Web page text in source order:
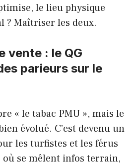
le lieu physique
? Maîtriser les deux.
vente : le QG
parieurs sur le
« le tabac PMU », mais le
évolué. C’est devenu un
les turfistes et les férus
se mêlent infos terrain,